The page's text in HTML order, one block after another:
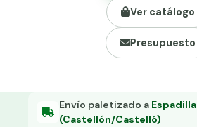
Grapa malla H.
Grapadora
Tensor galvanizado
Ver catálogo
Presupuesto
Envío paletizado a Espadilla
(Castellón/Castelló)